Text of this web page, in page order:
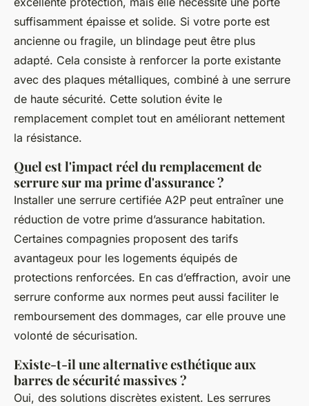
suffisamment épaisse et solide. Si votre porte est
ancienne ou fragile, un blindage peut être plus
adapté. Cela consiste à renforcer la porte existante
avec des plaques métalliques, combiné à une serrure
de haute sécurité. Cette solution évite le
remplacement complet tout en améliorant nettement
la résistance.
Quel est l'impact réel du remplacement de
serrure sur ma prime d'assurance ?
Installer une serrure certifiée A2P peut entraîner une
réduction de votre prime d’assurance habitation.
Certaines compagnies proposent des tarifs
avantageux pour les logements équipés de
protections renforcées. En cas d’effraction, avoir une
serrure conforme aux normes peut aussi faciliter le
remboursement des dommages, car elle prouve une
volonté de sécurisation.
Existe-t-il une alternative esthétique aux
barres de sécurité massives ?
Oui, des solutions discrètes existent. Les serrures